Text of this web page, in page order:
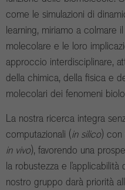
come le simulazioni di
learning, miriamo a colmare
molecolare e le loro
approccio interdisciplinare,
della chimica, della fisica e
molecolari dei fenomeni
La nostra ricerca integra
computazionali (in silico) con
in vivo), favorendo una
la robustezza e
nostro gruppo darà priorità